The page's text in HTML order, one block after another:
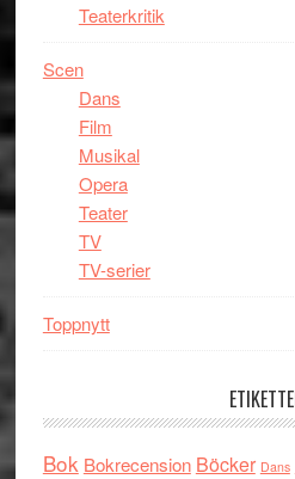
Teaterkritik
Scen
Dans
Film
Musikal
Opera
Teater
TV
TV-serier
Toppnytt
Bok Bokrecension Böcker Dans